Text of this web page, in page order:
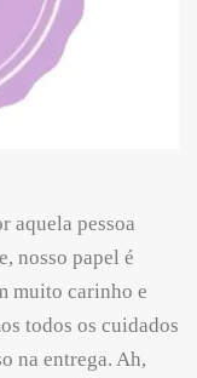
aquela pessoa
nosso papel é
muito carinho e
todos os cuidados
na entrega. Ah,